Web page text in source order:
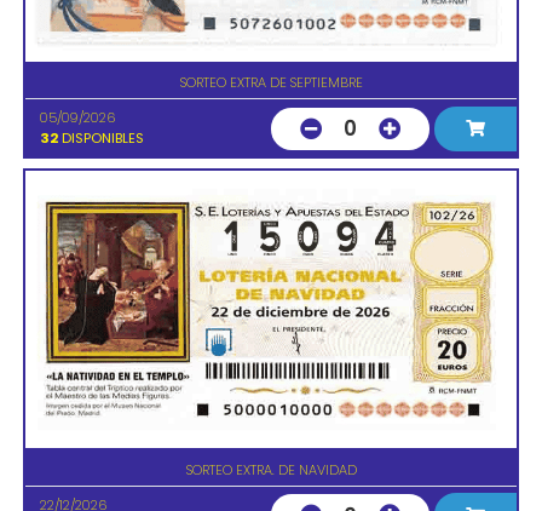
SORTEO EXTRA DE SEPTIEMBRE
05/09/2026
32 DISPONIBLES 0
SORTEO EXTRA. DE NAVIDAD
22/12/2026